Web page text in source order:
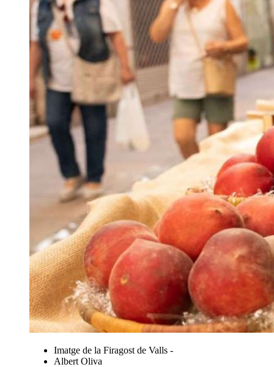
Imatge de la Firagost de Valls -
Albert Oliva